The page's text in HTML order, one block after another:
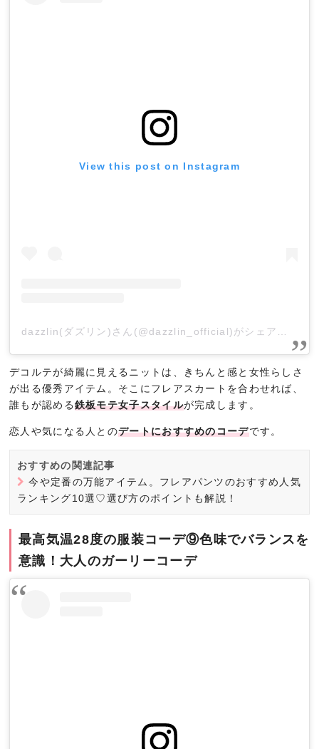
View this post on Instagram
デコルテが綺麗に見えるニットは、きちんと感と女性らしさ
が出る優秀アイテム。そこにフレアスカートを合わせれば、
誰もが認める鉄板モテ女子スタイルが完成します。
恋人や気になる人とのデートにおすすめのコーデです。
おすすめの関連記事
今や定番の万能アイテム。フレアパンツのおすすめ人気
ランキング10選♡選び方のポイントも解説！
最高気温28度の服装コーデ⑨色味でバランスを
意識！大人のガーリーコーデ